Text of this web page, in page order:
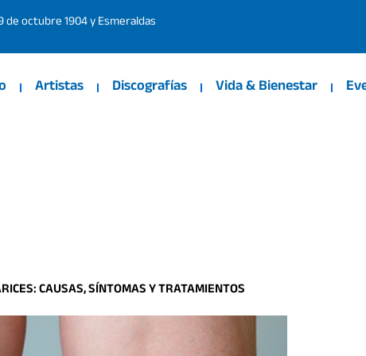
de octubre 1904 y Esmeraldas
Artistas Discografías Vida & Bienestar
CAUSAS, SÍNTOMAS Y TRATAMIENTOS